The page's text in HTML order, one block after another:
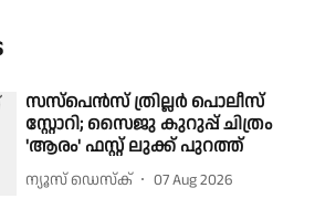
സസ്‌പെൻസ് ത്രില്ലർ പൊലീസ്
സ്റ്റോറി; സൈജു കുറുപ്പ് ചിത്രം
'ആരം' ഫസ്റ്റ് ലുക്ക് പുറത്ത്
ന്യൂസ് ഡെസ്ക് 07 Aug 2026